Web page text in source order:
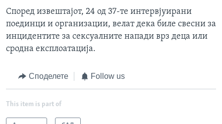
Според извештајот, 24 од 37-те интервјуирани
поединци и организации, велат дека биле свесни за
инцидентите за сексуалните напади врз деца или
сродна експлоатација.
Споделете Follow us
This item is part of